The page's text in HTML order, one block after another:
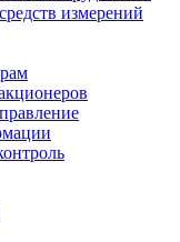
измерений